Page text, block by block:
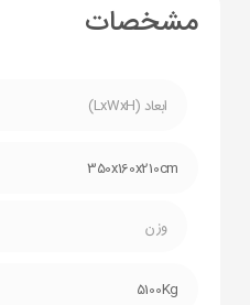
مشخصات
ابعاد (LxWxH)
350x160x210cm
وزن
5100Kg